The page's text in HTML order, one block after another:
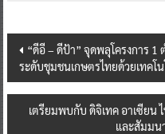
Post
navigation
“ดีอี – ดีป้า” จุดพลุโครงการ
ระดับชุมชนเกษตรไทยด้วยเทคโ
เตรียมพบกับ ดิจิเทค อาเซียน
และสัมมน